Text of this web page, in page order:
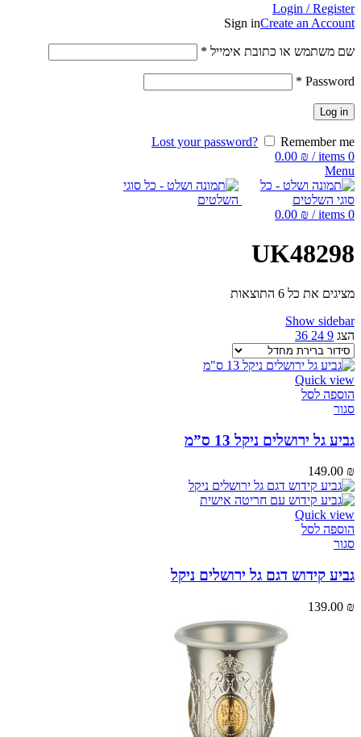
Login / Register
Sign inCreate an Account
שם משתמש או כתובת אימייל *
Password
*
Log in
Lost your password?
Remember me
0
items
/
0.00 ₪
Menu
0
items
/
0.00 ₪
UK48298
מציגים את כל ⁦6⁩ התוצאות
Show sidebar
הצג 9
24
36
Quick view
הוספה לסל
סגור
גביע גל ירושלים ניקל 13 ס”מ
149.00 ₪
Quick view
הוספה לסל
סגור
גביע קידוש דגם גל ירושלים ניקל
139.00 ₪